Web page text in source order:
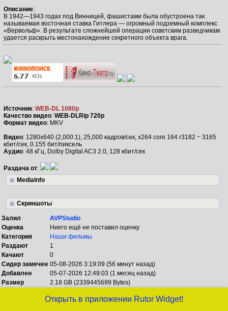
Описание:
В 1942—1943 годах под Винницей, фашистами была обустроена так
называемая восточная ставка Гитлера — огромный подземный комплекс
«Вервольф». В результате сложнейшей операции советским разведчикам
удается раскрыть местонахождение секретного объекта врага.
Источник: WEB-DL 1080p
Качество видео: WEB-DLRip 720p
Формат видео: MKV
Видео: 1280x640 (2,000:1), 25,000 кадров/сек, x264 core 164 r3182 ~ 3165
кбит/сек, 0.155 бит/пиксель
Аудио: 48 кГц, Dolby Digital AC3 2.0, 128 кбит/сек
Раздача от:
MediaInfo
Скриншоты
Залил
AVPStudio
Оценка
Никто ещё не поставил оценку
Категория
Наши фильмы
Раздают
1
Качают
0
Сидер замечен 05-08-2026 3:19:09 (56 минут назад)
Добавлен
05-07-2026 12:49:03 (1 месяц назад)
Размер
2.18 GB (2339445699 Bytes)
Открыть в приложении Rutor Widget!